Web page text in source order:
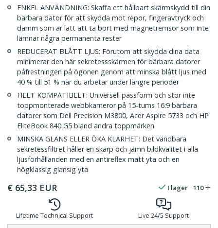
ENKEL ANVÄNDNING: Skaffa ett hållbart skärmskydd till din
bärbara dator för att skydda mot repor, fingeravtryck och
damm som är lätt att ta bort med magnetremsor som inte
lämnar några permanenta rester
REDUCERAT BLÅTT LJUS: Förutom att skydda dina data
minimerar den här sekretessskärmen för bärbara datorer
påfrestningen på ögonen genom att minska blått ljus med
40 % till 51 % när du arbetar under längre perioder
HELT KOMPATIBELT: Universell passform och stör inte
toppmonterade webbkameror på 15-tums 16:9 bärbara
datorer som Dell Precision M3800, Acer Aspire 5733 och HP
EliteBook 840 G5 bland andra toppmärken
MINSKA GLANS ELLER ÖKA KLARHET: Det vändbara
sekretessfiltret håller en skarp och jämn bildkvalitet i alla
ljusförhållanden med en antireflex matt yta och en
högklassig glansig yta
€ 65,33 EUR I lager 110
Lifetime Technical Support Live 24/5 Support